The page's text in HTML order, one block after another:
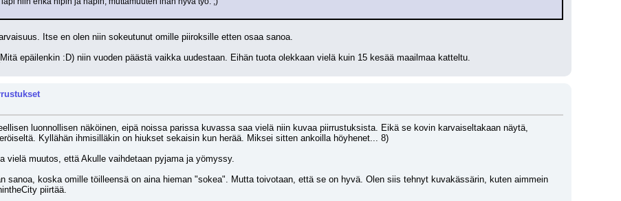
Itse en olen niin sokeutunut omille piiroksille etten osaa sanoa.
epäilenkin :D) niin vuoden päästä vaikka uudestaan. Eihän tuota olekkaan vielä kuin 15 kesää maailmaa katteltu.
luonnollisen näköinen, eipä noissa parissa kuvassa saa vielä niin kuvaa piirrustuksista. Eikä se kovin karvaiseltakaan näytä,
Kyllähän ihmisilläkin on hiukset sekaisin kun herää. Miksei sitten ankoilla höyhenet... 8)
vielä muutos, että Akulle vaihdetaan pyjama ja yömyssy.
sanoa, koska omille töilleensä on aina hieman "sokea". Mutta toivotaan, että se on hyvä. Olen siis tehnyt kuvakässärin, kuten aimmein
piirtää.